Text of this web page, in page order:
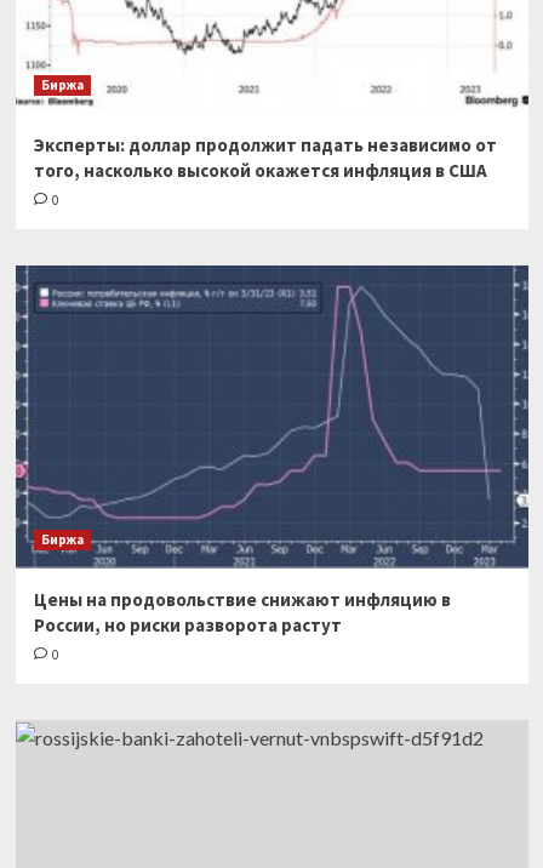
Биржа
Эксперты: доллар продолжит падать независимо от
того, насколько высокой окажется инфляция в США
0
Биржа
Цены на продовольствие снижают инфляцию в
России, но риски разворота растут
0